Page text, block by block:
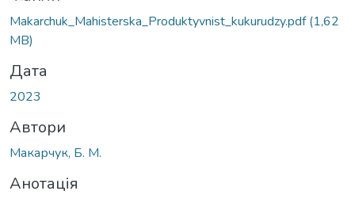
Makarchuk_Mahisterska_Produktyvnist_kukurudzy.pdf(1,62
MB)
Дата
2023
Автори
Макарчук, Б. М.
Анотація